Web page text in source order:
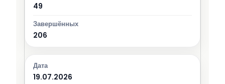
49
206
19.07.2026